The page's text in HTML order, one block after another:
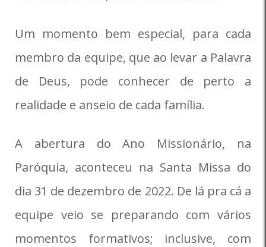
Um momento bem especial, para cada
membro da equipe, que ao levar a Palavra
de Deus, pode conhecer de perto a
realidade e anseio de cada família.
A abertura do Ano Missionário, na
Paróquia, aconteceu na Santa Missa do
dia 31 de dezembro de 2022. De lá pra cá a
equipe veio se preparando com vários
momentos formativos; inclusive, com